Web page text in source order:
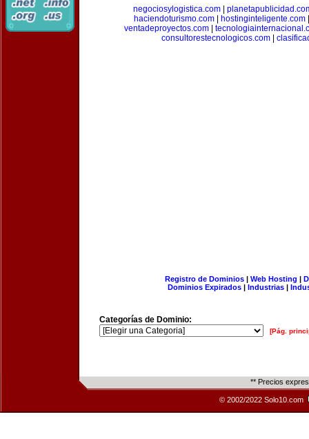
negociosylogistica.com|
haciendoturismo.com
hostinginteligente.com
ventadeproyectos.com|
consultorestecnologicos.com
Registro de Dominios| Web Hosting |
Dominios Expirados | Industrias |
Categorías de Dominio:
[Pág.
** Precios
© 2002/2022 Solo10.com